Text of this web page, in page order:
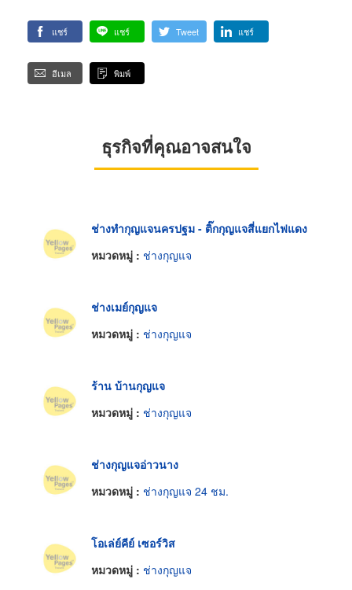
แชร์ แชร์ Tweet แชร์
อีเมล พิมพ์
ธุรกิจที่คุณอาจสนใจ
ช่างทำกุญแจนครปฐม - ติ๊กกุญแจสี่แยกไฟแดง
หมวดหมู่ : ช่างกุญแจ
ช่างเมย์กุญแจ
หมวดหมู่ : ช่างกุญแจ
ร้าน บ้านกุญแจ
หมวดหมู่ : ช่างกุญแจ
ช่างกุญแจอ่าวนาง
หมวดหมู่ : ช่างกุญแจ 24 ชม.
โอเล่ย์คีย์ เซอร์วิส
หมวดหมู่ : ช่างกุญแจ